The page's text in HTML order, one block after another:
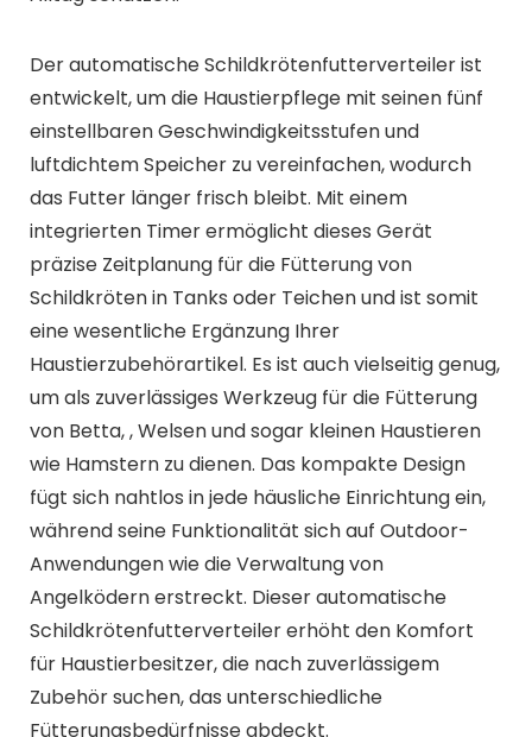
einstellbaren Geschwindigkeitsstufen und
luftdichtem Speicher zu vereinfachen, wodurch
das Futter länger frisch bleibt. Mit einem
integrierten Timer ermöglicht dieses Gerät
präzise Zeitplanung für die Fütterung von
Schildkröten in Tanks oder Teichen und ist somit
eine wesentliche Ergänzung Ihrer
Haustierzubehörartikel. Es ist auch vielseitig genug,
um als zuverlässiges Werkzeug für die Fütterung
von Betta, , Welsen und sogar kleinen Haustieren
wie Hamstern zu dienen. Das kompakte Design
fügt sich nahtlos in jede häusliche Einrichtung ein,
während seine Funktionalität sich auf Outdoor-
Anwendungen wie die Verwaltung von
Angelködern erstreckt. Dieser automatische
Schildkrötenfutterverteiler erhöht den Komfort
für Haustierbesitzer, die nach zuverlässigem
Zubehör suchen, das unterschiedliche
Fütterungsbedürfnisse abdeckt.
Spezifikation